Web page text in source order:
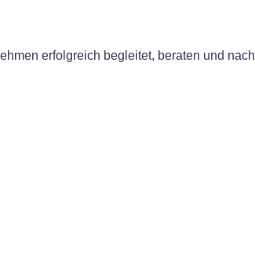
erfolgreich begleitet, beraten und